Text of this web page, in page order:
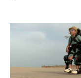
DISCAPACIDAD